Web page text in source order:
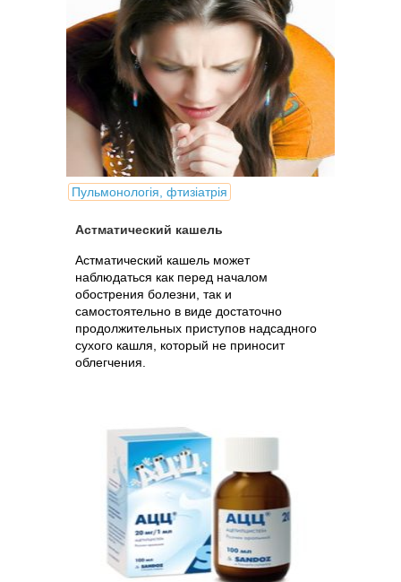
Пульмонологія, фтизіатрія
Астматический кашель
Астматический кашель может
наблюдаться как перед началом
обострения болезни, так и
самостоятельно в виде достаточно
продолжительных приступов надсадного
сухого кашля, который не приносит
облегчения.